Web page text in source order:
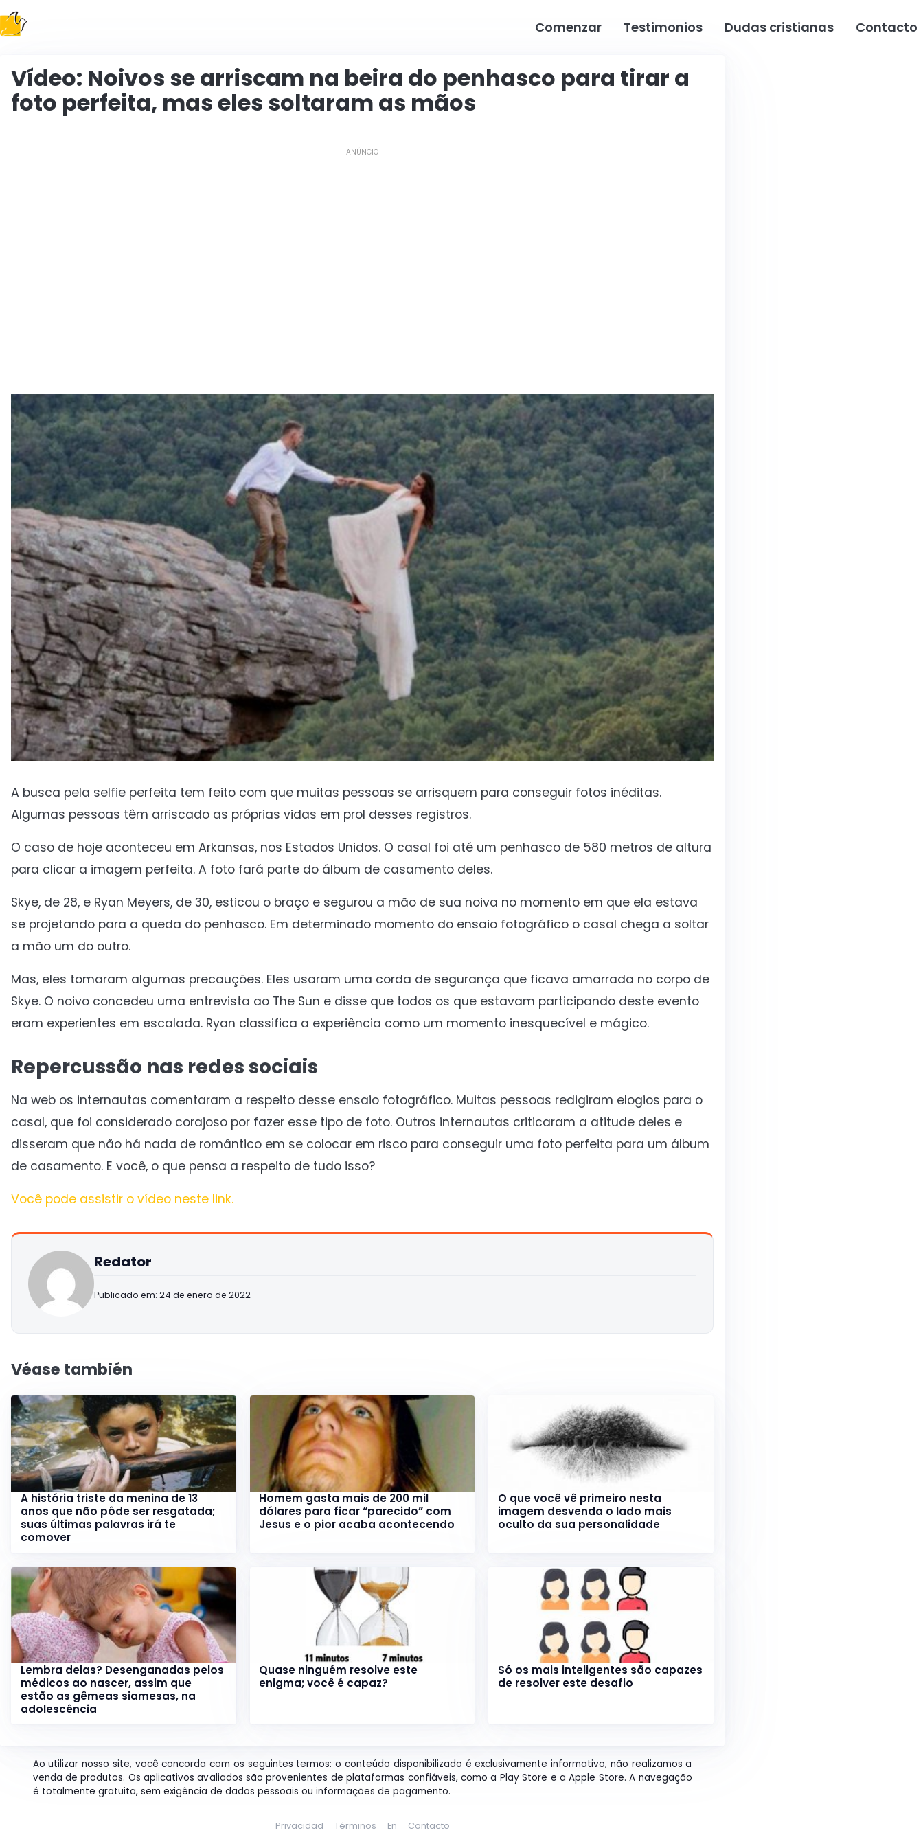
Siguiendo el Evangelio Comenzar Testimonios Dudas cristianas Contacto
Vídeo: Noivos se arriscam na beira do penhasco para tirar a
foto perfeita, mas eles soltaram as mãos
ANÚNCIO
A busca pela selfie perfeita tem feito com que muitas pessoas se arrisquem para conseguir fotos inéditas.
Algumas pessoas têm arriscado as próprias vidas em prol desses registros.
O caso de hoje aconteceu em Arkansas, nos Estados Unidos. O casal foi até um penhasco de 580 metros de altura
para clicar a imagem perfeita. A foto fará parte do álbum de casamento deles.
Skye, de 28, e Ryan Meyers, de 30, esticou o braço e segurou a mão de sua noiva no momento em que ela estava
se projetando para a queda do penhasco. Em determinado momento do ensaio fotográfico o casal chega a soltar
a mão um do outro.
Mas, eles tomaram algumas precauções. Eles usaram uma corda de segurança que ficava amarrada no corpo de
Skye. O noivo concedeu uma entrevista ao The Sun e disse que todos os que estavam participando deste evento
eram experientes em escalada. Ryan classifica a experiência como um momento inesquecível e mágico.
Repercussão nas redes sociais
Na web os internautas comentaram a respeito desse ensaio fotográfico. Muitas pessoas redigiram elogios para o
casal, que foi considerado corajoso por fazer esse tipo de foto. Outros internautas criticaram a atitude deles e
disseram que não há nada de romântico em se colocar em risco para conseguir uma foto perfeita para um álbum
de casamento. E você, o que pensa a respeito de tudo isso?
Você pode assistir o vídeo neste link.
Redator
Publicado em: 24 de enero de 2022
Véase también
A história triste da menina de 13
anos que não pôde ser resgatada;
suas últimas palavras irá te
comover
Homem gasta mais de 200 mil
dólares para ficar “parecido” com
Jesus e o pior acaba acontecendo
O que você vê primeiro nesta
imagem desvenda o lado mais
oculto da sua personalidade
Lembra delas? Desenganadas pelos
médicos ao nascer, assim que
estão as gêmeas siamesas, na
adolescência
Quase ninguém resolve este
enigma; você é capaz?
Só os mais inteligentes são capazes
de resolver este desafio
Ao utilizar nosso site, você concorda com os seguintes termos: o conteúdo disponibilizado é exclusivamente informativo, não realizamos a
venda de produtos. Os aplicativos avaliados são provenientes de plataformas confiáveis, como a Play Store e a Apple Store. A navegação
é totalmente gratuita, sem exigência de dados pessoais ou informações de pagamento.
Privacidad Términos En Contacto